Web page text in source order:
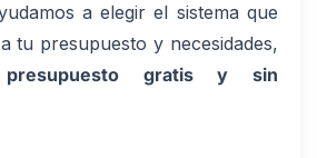
a elegir el sistema que
tu presupuesto y necesidades,
presupuesto gratis y sin